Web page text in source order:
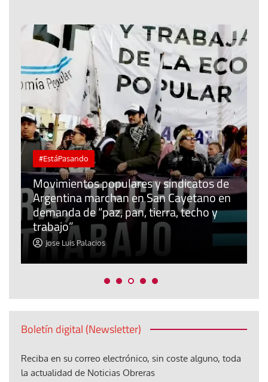
#EstáPasando
Movimientos populares y sindicatos de
Argentina marchan en San Cayetano en
demanda de “paz, pan, tierra, techo y
trabajo”
Jose Luis Palacios
Boletín digital (Newsletter)
Reciba en su correo electrónico, sin coste alguno, toda
la actualidad de Noticias Obreras